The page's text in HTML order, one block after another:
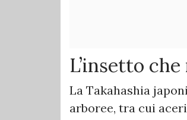
L’insetto
La Takahashia
arboree, tra cui